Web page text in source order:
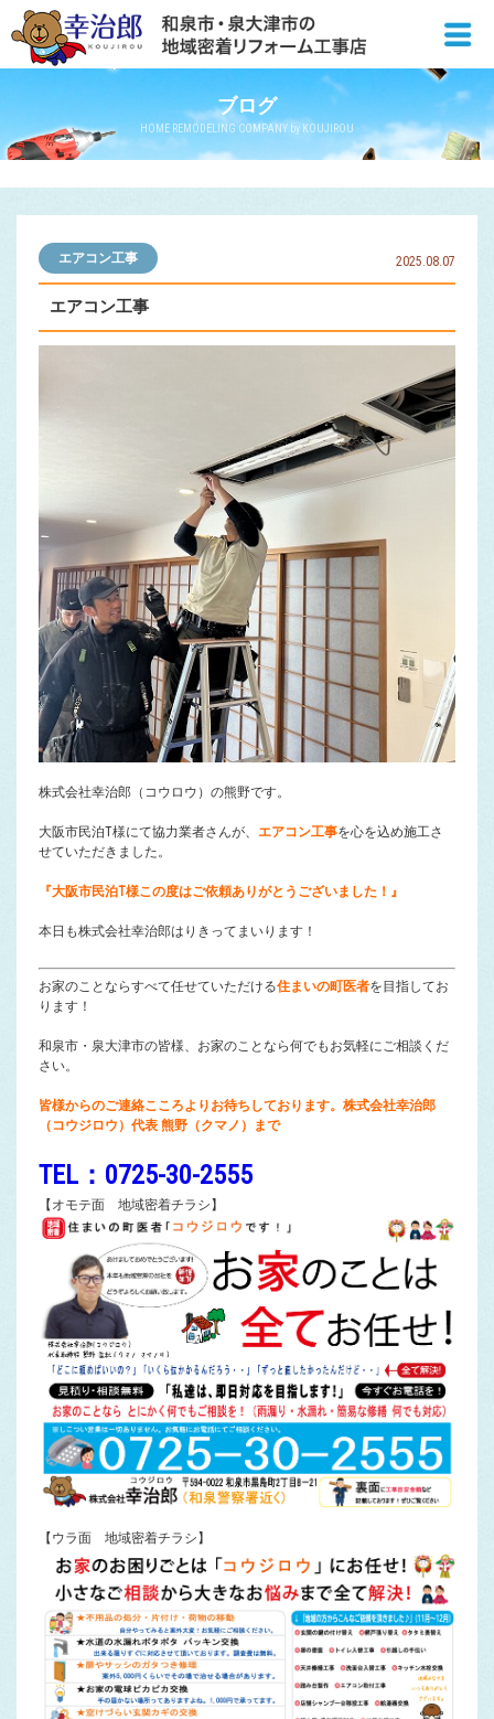
ブログ
HOME REMODELING COMPANY by KOUJIROU
エアコン工事 2025.08.07
エアコン工事
株式会社幸治郎（コウロウ）の熊野です。
大阪市民泊T様にて協力業者さんが、 エアコン工事を心を込め施工さ
せていただきました。
『大阪市民泊T様この度はご依頼ありがとうございました！』
本日も株式会社幸治郎はりきってまいります！
お家のことならすべて任せていただける住まいの町医者を目指してお
ります！
和泉市・泉大津市の皆様、お家のことなら何でもお気軽にご相談くだ
さい。
皆様からのご連絡こころよりお待ちしております。株式会社幸治郎
（コウジロウ）代表 熊野（クマノ）まで
TEL：0725-30-2555
【オモテ面 地域密着チラシ】
【ウラ面 地域密着チラシ】